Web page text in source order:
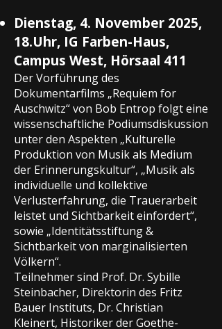
Dienstag, 4. November 2025,
18.Uhr, IG Farben-Haus,
Campus West, Hörsaal 411
Der Vorführung des
Dokumentarfilms „Requiem for
Auschwitz“ von Bob Entrop folgt eine
wissenschaftliche Podiumsdiskussion
unter den Aspekten „Kulturelle
Produktion von Musik als Medium
der Erinnerungskultur“, „Musik als
individuelle und kollektive
Verlusterfahrung, die Trauerarbeit
leistet und Sichtbarkeit einfordert“,
sowie „Identitätsstiftung &
Sichtbarkeit von marginalisierten
Völkern“.
Teilnehmer sind Prof. Dr. Sybille
Steinbacher, Direktorin des Fritz
Bauer Instituts, Dr. Christian
Kleinert, Historiker der Goethe-